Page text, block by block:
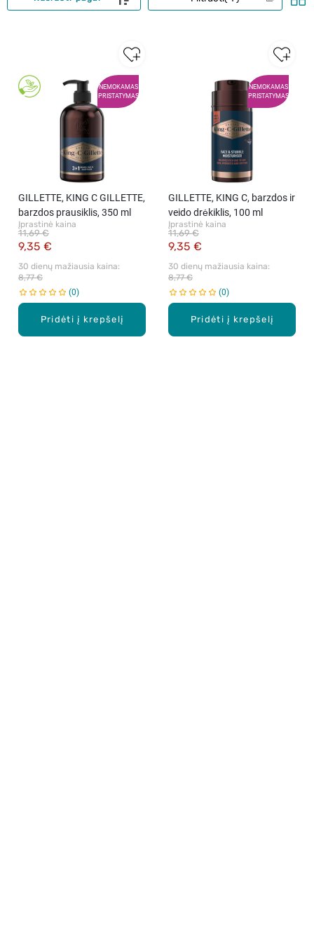
NEMOKAMAS
PRISTATYMAS
Pridėti į krepšelį
GILLETTE, KING C GILLETTE,
barzdos prausiklis, 350 ml
Įprastinė kaina
9,35 €
11,69 €
30 dienų mažiausia kaina:
8,77 €
0
NEMOKAMAS
PRISTATYMAS
Pridėti į krepšelį
GILLETTE, KING C, barzdos ir
veido drėkiklis, 100 ml
Įprastinė kaina
9,35 €
11,69 €
30 dienų mažiausia kaina:
8,77 €
0